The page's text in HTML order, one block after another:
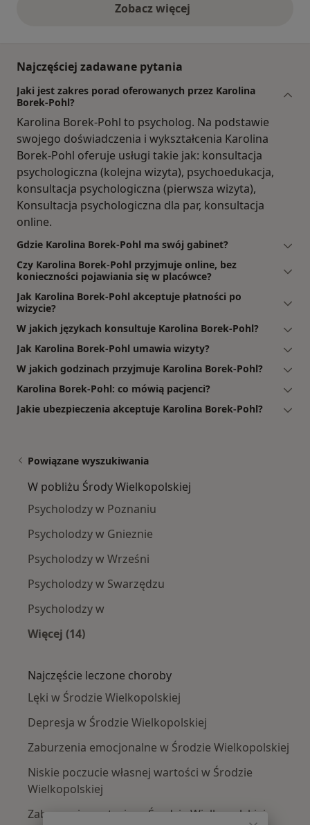
Zobacz więcejopinie powyżej
Najczęściej zadawane pytania
Jaki jest zakres porad oferowanych przez Karolina
Borek-Pohl?
Karolina Borek-Pohl to psycholog. Na podstawie
swojego doświadczenia i wykształcenia Karolina
Borek-Pohl oferuje usługi takie jak: konsultacja
psychologiczna (kolejna wizyta), psychoedukacja,
konsultacja psychologiczna (pierwsza wizyta),
Konsultacja psychologiczna dla par, konsultacja
online.
Gdzie Karolina Borek-Pohl ma swój gabinet?
Czy Karolina Borek-Pohl przyjmuje online, bez
konieczności pojawiania się w placówce?
Jak Karolina Borek-Pohl akceptuje płatności po
wizycie?
W jakich językach konsultuje Karolina Borek-Pohl?
Jak Karolina Borek-Pohl umawia wizyty?
W jakich godzinach przyjmuje Karolina Borek-Pohl?
Karolina Borek-Pohl: co mówią pacjenci?
Jakie ubezpieczenia akceptuje Karolina Borek-Pohl?
Powiązane wyszukiwania
W pobliżu Środy Wielkopolskiej
Psycholodzy w Poznaniu
Psycholodzy w Gnieznie
Psycholodzy w Wrześni
Psycholodzy w Swarzędzu
Psycholodzy w
Więcej (14)
Najczęście leczone choroby
Lęki w Środzie Wielkopolskiej
Depresja w Środzie Wielkopolskiej
Zaburzenia emocjonalne w Środzie Wielkopolskiej
Niskie poczucie własnej wartości w Środzie
Wielkopolskiej
Zaburzenia nastroju w Środzie Wielkopolskiej